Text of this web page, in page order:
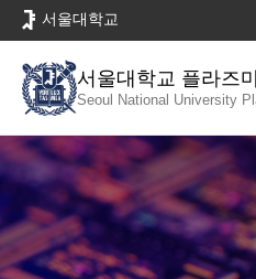
로
뉴
서울대학교
서울대학교 플라즈
Seoul National University